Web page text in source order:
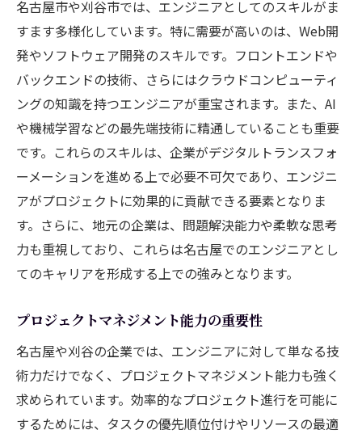
名古屋市や刈谷市では、エンジニアとしてのスキルがま
すます多様化しています。特に需要が高いのは、Web開
発やソフトウェア開発のスキルです。フロントエンドや
バックエンドの技術、さらにはクラウドコンピューティ
ングの知識を持つエンジニアが重宝されます。また、AI
や機械学習などの最先端技術に精通していることも重要
です。これらのスキルは、企業がデジタルトランスフォ
ーメーションを進める上で必要不可欠であり、エンジニ
アがプロジェクトに効果的に貢献できる要素となりま
す。さらに、地元の企業は、問題解決能力や柔軟な思考
力も重視しており、これらは名古屋でのエンジニアとし
てのキャリアを形成する上での強みとなります。
プロジェクトマネジメント能力の重要性
名古屋や刈谷の企業では、エンジニアに対して単なる技
術力だけでなく、プロジェクトマネジメント能力も強く
求められています。効率的なプロジェクト進行を可能に
するためには、タスクの優先順位付けやリソースの最適